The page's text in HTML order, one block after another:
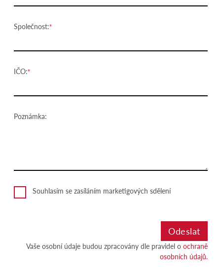
Společnost:
IČO:
Poznámka:
Souhlasím se zasíláním marketigových sdělení
Vaše osobní údaje budou zpracovány dle pravidel o ochraně
osobních údajů.